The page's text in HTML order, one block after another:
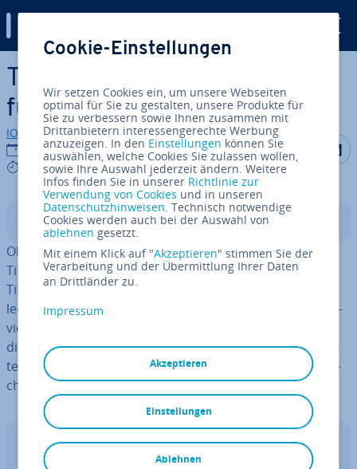
Zum Haupt­in­halt springen
TikTok-Download: Anleitung
für TikTok-Video-Download
IONOS Redaktion
22.02.2022
6 mins
Auf Auf
In­halts­ver­zeich­nis
Ob eigene TikTok-Videos oder Videos von anderen – die
TikTok-App bietet eine in­te­grier­te Funktion für den
TikTok-Video-Download. Für eigene Videos müssen Sie
lediglich in den Ein­stel­lun­gen „Auf Gerät speichern“ ak­ti­
vie­ren; bei Videos von anderen kommt es darauf an, ob
diese Downloads erlauben. Daneben gibt es Dritt­an­bie­
ter-Apps, mit denen sich TikTok-Videos ohne Was­ser­zei­
chen her­un­ter­la­den lassen.
Domain kaufen
Cookie-Einstellungen
Wir setzen Cookies ein, um unsere Webseiten
optimal für Sie zu gestalten, unsere Produkte für
Sie zu verbessern sowie Ihnen zusammen mit
Drittanbietern interessengerechte Werbung
anzuzeigen. In den Einstellungen können Sie
auswählen, welche Cookies Sie zulassen wollen,
sowie Ihre Auswahl jederzeit ändern. Weitere
Infos finden Sie in unserer Richtlinie zur
Verwendung von Cookies und in unseren
Datenschutzhinweisen. Technisch notwendige
Cookies werden auch bei der Auswahl von
ablehnen gesetzt.
Mit einem Klick auf "Akzeptieren" stimmen Sie der
Verarbeitung und der Übermittlung Ihrer Daten
an Drittländer zu.
Impressum
Akzeptieren
Ablehnen
Einstellungen